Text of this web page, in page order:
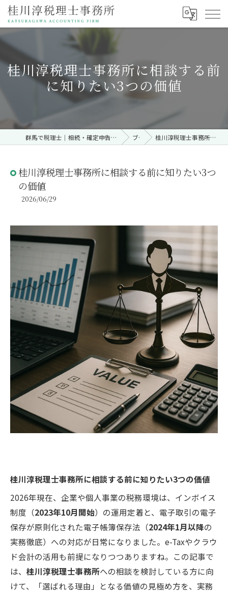
桂川淳税理士事務所に相談する前
に知りたい3つの価値
群馬で税理士｜相続・確定申告・契約時・無料相談なら「桂川淳税理士事務所」 ブログ 桂川淳税理士事務所に相談する前に知りたい3つの価値
桂川淳税理士事務所に相談する前に知りたい3つ
の価値
2026/06/29
桂川淳税理士事務所に相談する前に知りたい3つの価値
2026年現在、企業や個人事業の税務環境は、インボイス
制度（2023年10月開始）の運用定着と、電子取引の電子
保存が原則化された電子帳簿保存法（2024年1月以降の
実務徹底）への対応が日常になりました。e-Taxやクラウ
ド会計の活用も前提になりつつありますね。この記事で
は、 桂川淳税理士事務所への相談を検討している方に向
けて、「選ばれる理由」となる価値の見極め方を、実務